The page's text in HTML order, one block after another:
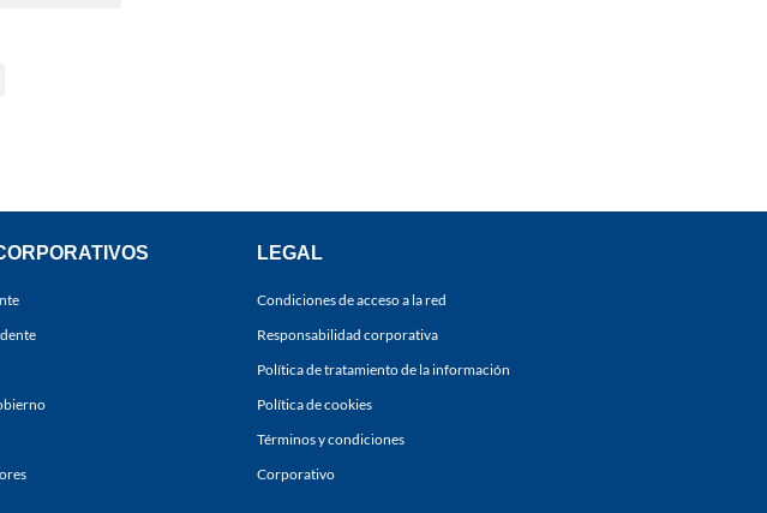
LEGAL
Condiciones de acceso a la red
Responsabilidad corporativa
Política de tratamiento de la información
Política de cookies
Términos y condiciones
Corporativo